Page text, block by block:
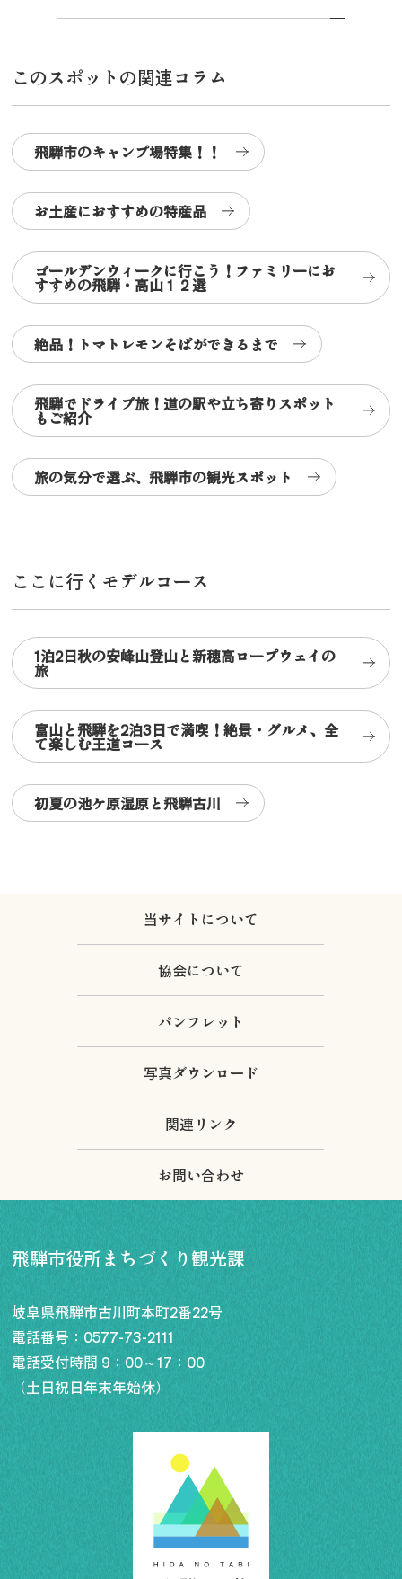
このスポットの関連コラム
飛騨市のキャンプ場特集！！
お土産におすすめの特産品
ゴールデンウィークに行こう！ファミリーにお
すすめの飛騨・高山１２選
絶品！トマトレモンそばができるまで
飛騨でドライブ旅！道の駅や立ち寄りスポット
もご紹介
旅の気分で選ぶ、飛騨市の観光スポット
ここに行くモデルコース
1泊2日秋の安峰山登山と新穂高ロープウェイの
旅
富山と飛騨を2泊3日で満喫！絶景・グルメ、全
て楽しむ王道コース
初夏の池ケ原湿原と飛騨古川
当サイトについて
協会について
パンフレット
写真ダウンロード
関連リンク
お問い合わせ
飛騨市役所まちづくり観光課
岐阜県飛騨市古川町本町2番22号
電話番号： 0577-73-2111
電話受付時間 9：00～17：00
（土日祝日年末年始休）